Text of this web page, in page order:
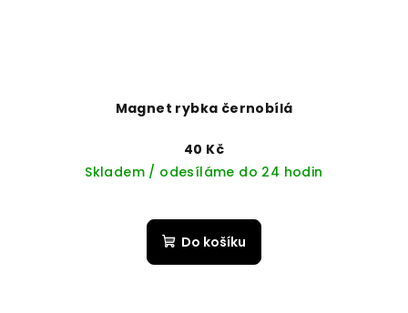
Magnet rybka černobílá
40 Kč
Skladem / odesíláme do 24 hodin
Do košíku